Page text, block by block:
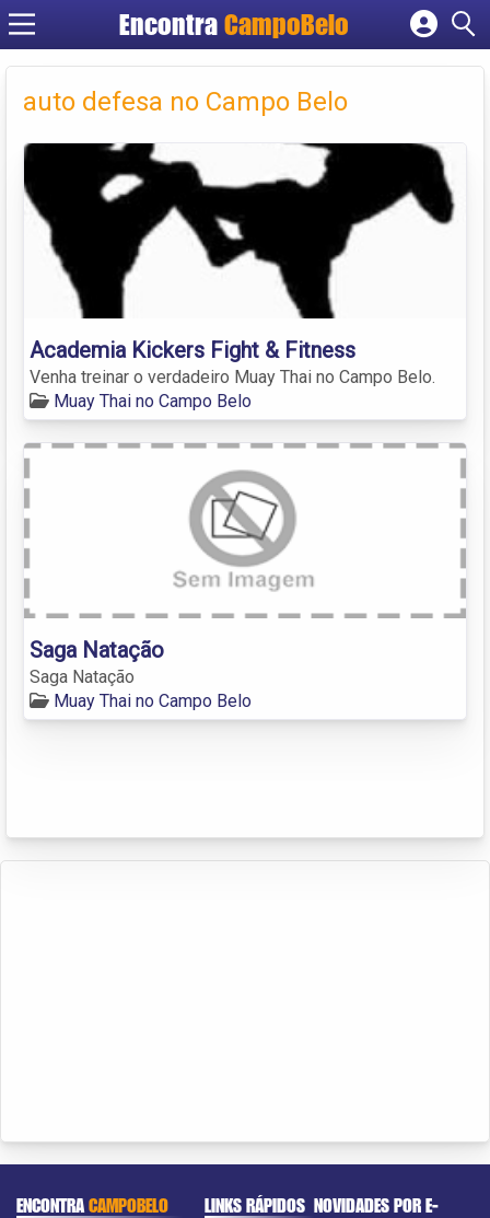
EncontraCampoBelo
Cadastrar empresa
Criar conta
auto defesa no Campo Belo
Academia Kickers Fight & Fitness
Venha treinar o verdadeiro Muay Thai no Campo Belo.
Muay Thai no Campo Belo
Saga Natação
Saga Natação
Muay Thai no Campo Belo
ENCONTRACAMPOBELO LINKS RÁPIDOS NOVIDADES POR E-